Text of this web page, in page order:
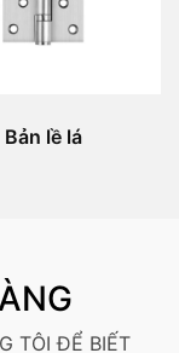
Bản lề lá
TÔI ĐỂ BIẾT